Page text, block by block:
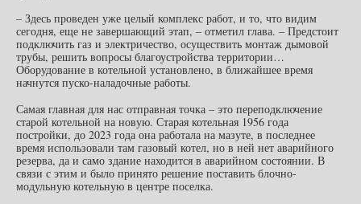
– Здесь проведен уже целый комплекс работ, и то, что видим
сегодня, еще не завершающий этап, – отметил глава. – Предстоит
подключить газ и электричество, осуществить монтаж дымовой
трубы, решить вопросы благоустройства территории…
Оборудование в котельной установлено, в ближайшее время
начнутся пуско-наладочные работы.
Самая главная для нас отправная точка – это переподключение
старой котельной на новую. Старая котельная 1956 года
постройки, до 2023 года она работала на мазуте, в последнее
время использовали там газовый котел, но в ней нет аварийного
резерва, да и само здание находится в аварийном состоянии. В
связи с этим и было принято решение поставить блочно-
модульную котельную в центре поселка.